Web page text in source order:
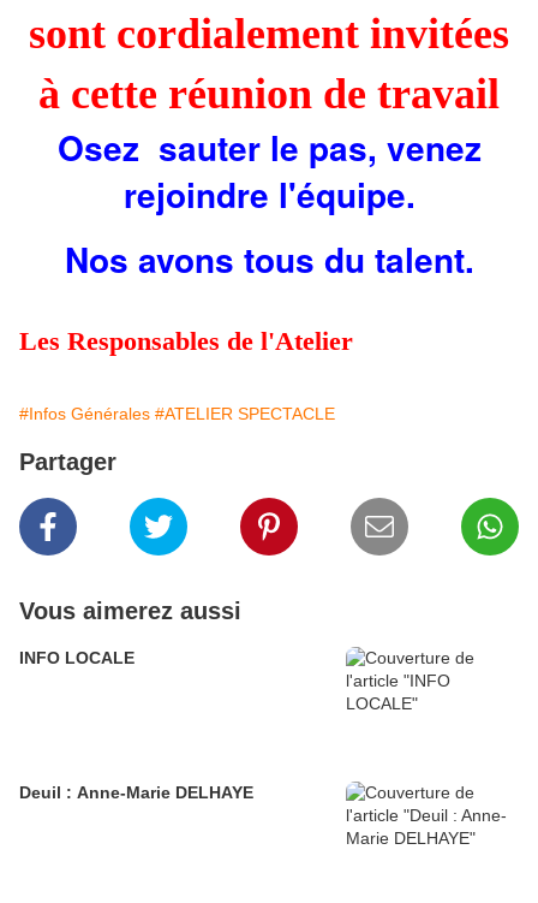
sont cordialement invitées
à cette réunion de travail
Osez sauter le pas, venez
rejoindre l'équipe.
Nos avons tous du talent.
Les Responsables de l'Atelier
#Infos Générales #ATELIER SPECTACLE
Partager
Vous aimerez aussi
INFO LOCALE
Deuil : Anne-Marie DELHAYE